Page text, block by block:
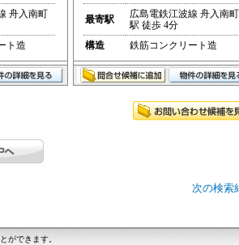
舟入南町
ト造
最寄駅
広島電鉄江波線 舟入南町
駅 徒歩 4分
構造
鉄筋コンクリート造
次の検索
ができます。